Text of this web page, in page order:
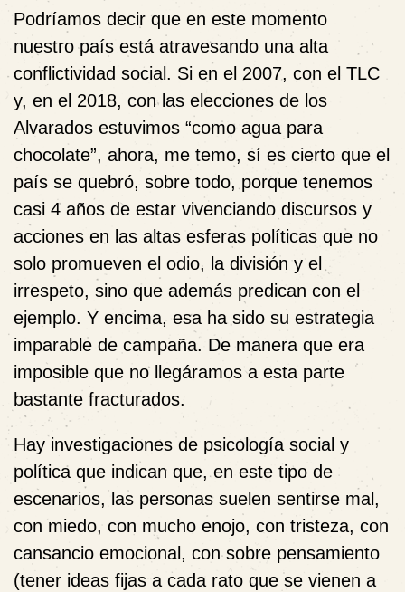
Podríamos decir que en este momento
nuestro país está atravesando una alta
conflictividad social. Si en el 2007, con el TLC
y, en el 2018, con las elecciones de los
Alvarados estuvimos “como agua para
chocolate”, ahora, me temo, sí es cierto que el
país se quebró, sobre todo, porque tenemos
casi 4 años de estar vivenciando discursos y
acciones en las altas esferas políticas que no
solo promueven el odio, la división y el
irrespeto, sino que además predican con el
ejemplo. Y encima, esa ha sido su estrategia
imparable de campaña. De manera que era
imposible que no llegáramos a esta parte
bastante fracturados.
Hay investigaciones de psicología social y
política que indican que, en este tipo de
escenarios, las personas suelen sentirse mal,
con miedo, con mucho enojo, con tristeza, con
cansancio emocional, con sobre pensamiento
(tener ideas fijas a cada rato que se vienen a